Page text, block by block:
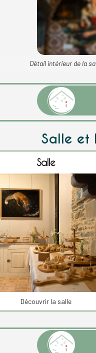
Détail intérieur de la
Salle et
Salle
Découvrir la salle